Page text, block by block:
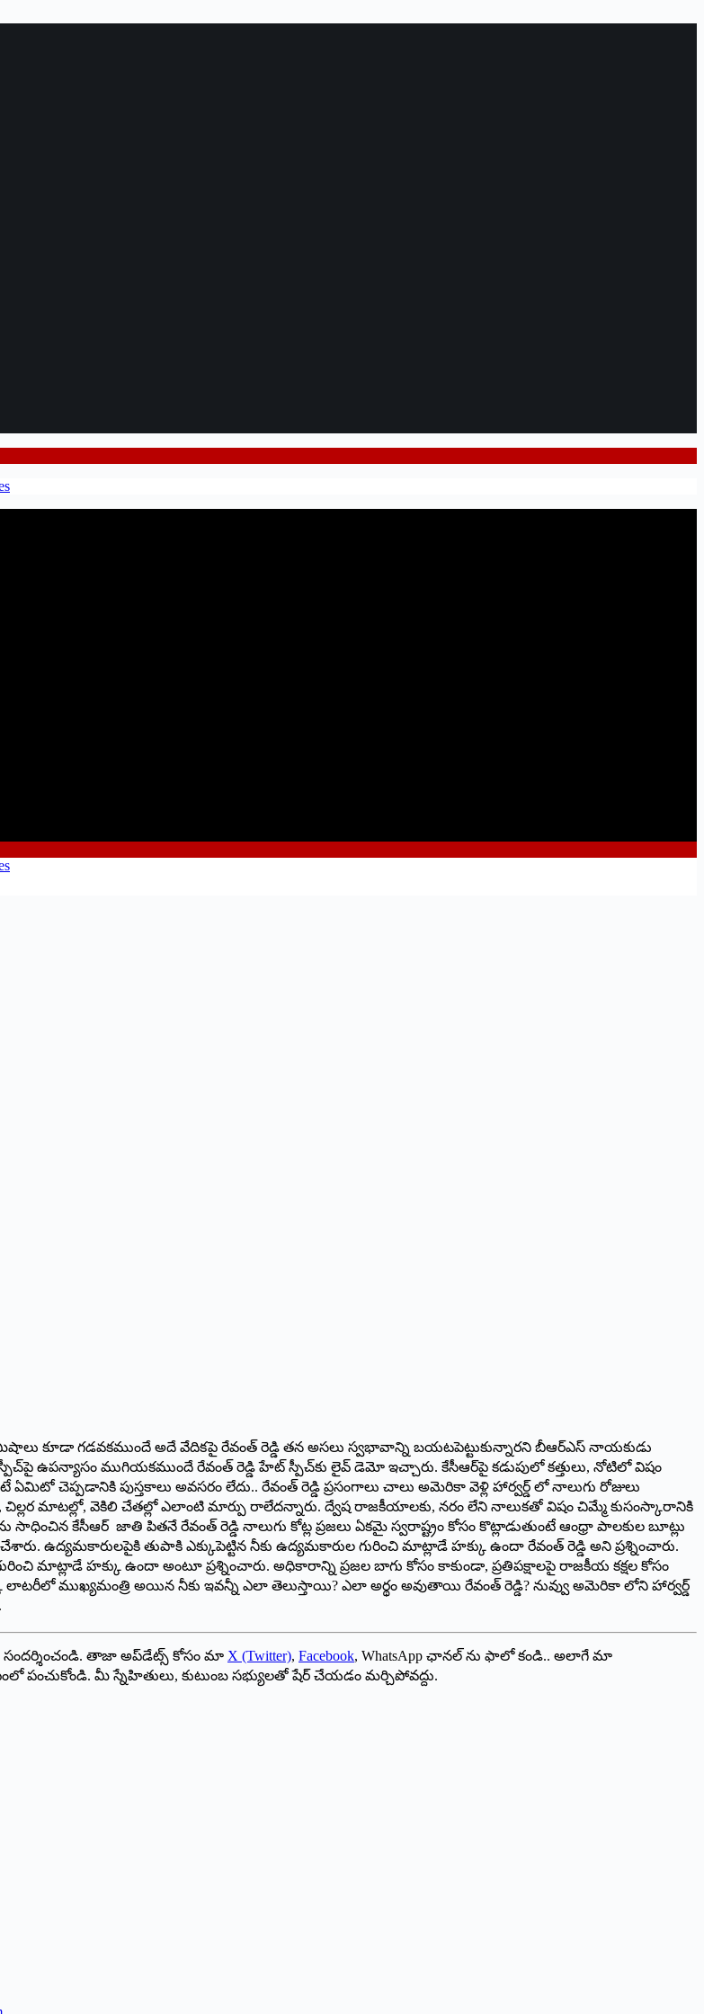
కూడా గడవకముందే అదే వేదికపై రేవంత్ రెడ్డి తన అసలు స్వభావాన్ని బయటపెట్టుకున్నారని బీఆర్ఎస్ నాయ‌కుడు
ఉపన్యాసం ముగియకముందే రేవంత్ రెడ్డి హేట్ స్పీచ్‌కు లైవ్ డెమో ఇచ్చారు. కేసీఆర్‌పై కడుపులో కత్తులు, నోటిలో విషం
చెప్పడానికి పుస్తకాలు అవసరం లేదు.. రేవంత్ రెడ్డి ప్రసంగాలు చాలు అమెరికా వెళ్లి హార్వర్డ్ లో నాలుగు రోజులు
చిల్లర మాటల్లో, వెకిలి చేతల్లో ఎలాంటి మార్పు రాలేదన్నారు. ద్వేష రాజకీయాలకు, నరం లేని నాలుకతో విషం చిమ్మే కుసంస్కారానికి
కేసీఆర్ జాతి పితనే రేవంత్ రెడ్డి నాలుగు కోట్ల ప్రజలు ఏకమై స్వరాష్ట్రం కోసం కొట్లాడుతుంటే ఆంధ్రా పాలకుల బూట్లు
ఉద్యమకారులపైకి తుపాకి ఎక్కుపెట్టిన నీకు ఉద్యమకారుల గురించి మాట్లాడే హక్కు ఉందా రేవంత్ రెడ్డి అని ప్ర‌శ్నించారు.
గురించి మాట్లాడే హక్కు ఉందా అంటూ ప్ర‌శ్నించారు. అధికారాన్ని ప్రజల బాగు కోసం కాకుండా, ప్రతిపక్షాలపై రాజకీయ కక్షల కోసం
లాటరీలో ముఖ్యమంత్రి అయిన నీకు ఇవన్నీ ఎలా తెలుస్తాయి? ఎలా అర్థం అవుతాయి రేవంత్ రెడ్డి? నువ్వు అమెరికా లోని హార్వర్డ్
సందర్శించండి. తాజా అప్‌డేట్స్ కోసం మా X (Twitter), Facebook, WhatsApp ఛానల్ ను ఫాలో కండి.. అలాగే మా
మీ స్నేహితులు, కుటుంబ సభ్యులతో షేర్ చేయడం మర్చిపోవద్దు.